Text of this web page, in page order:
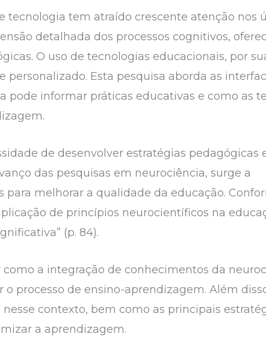
tecnologia tem atraído crescente atenção nos
detalhada dos processos cognitivos,
O uso de tecnologias educacionais, por
Esta pesquisa aborda as
pode informar práticas educativas e como as
de desenvolver estratégias pedagógicas
das pesquisas em neurociência, surge a
melhorar a qualidade da educação.
de princípios neurocientíficos na
(p. 84).
a integração de conhecimentos da
processo de ensino-aprendizagem. Além
contexto, bem como as principais
a aprendizagem.